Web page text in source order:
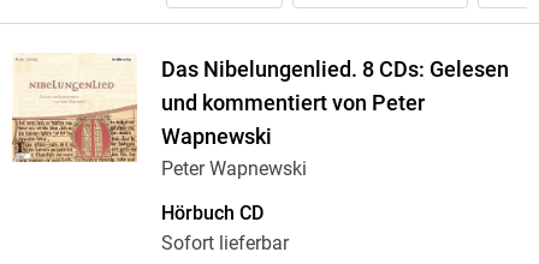
Das Nibelungenlied. 8 CDs: Gelesen
und kommentiert von Peter
Wapnewski
Peter Wapnewski
Hörbuch CD
Sofort lieferbar